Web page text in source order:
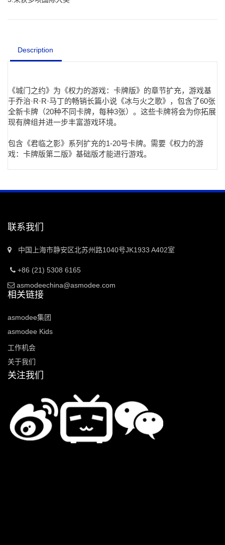
Description
《城门之约》为《权力的游戏：卡牌版》的章节扩充，游戏基
于乔治·R·R·马丁的畅销长篇小说《冰与火之歌》，包含了60张
全新卡牌（20种不同卡牌，每种3张）。这些卡牌将会为你拓展
现有牌组并进一步丰富游戏环境。
包含《君临之影》系列扩充的1-20号卡牌。需要《权力的游
戏：卡牌版第二版》基础版才能进行游戏。
联系我们
中国上海市静安区北苏州路1040号JK1933 A402室
+86 (21) 5308 6165
asmodeechina@asmodee.com
相关链接
asmodee集团
asmodee Kids
工作机会
关于我们
关注我们